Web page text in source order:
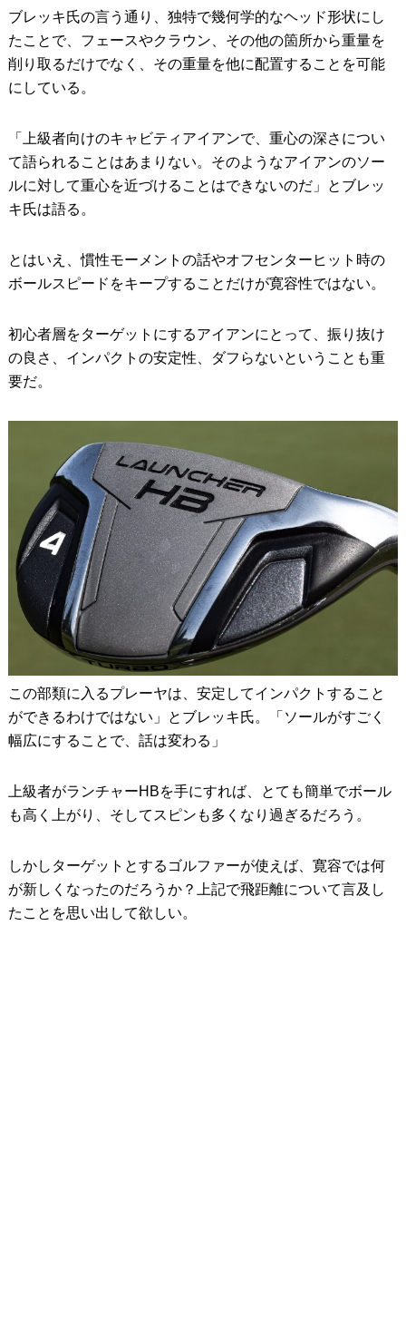
ブレッキ氏の言う通り、独特で幾何学的なヘッド形状にし
たことで、フェースやクラウン、その他の箇所から重量を
削り取るだけでなく、その重量を他に配置することを可能
にしている。
「上級者向けのキャビティアイアンで、重心の深さについ
て語られることはあまりない。そのようなアイアンのソー
ルに対して重心を近づけることはできないのだ」とブレッ
キ氏は語る。
とはいえ、慣性モーメントの話やオフセンターヒット時の
ボールスピードをキープすることだけが寛容性ではない。
初心者層をターゲットにするアイアンにとって、振り抜け
の良さ、インパクトの安定性、ダフらないということも重
要だ。
この部類に入るプレーヤは、安定してインパクトすること
ができるわけではない」とブレッキ氏。「ソールがすごく
幅広にすることで、話は変わる」
上級者がランチャーHBを手にすれば、とても簡単でボール
も高く上がり、そしてスピンも多くなり過ぎるだろう。
しかしターゲットとするゴルファーが使えば、寛容では何
が新しくなったのだろうか？上記で飛距離について言及し
たことを思い出して欲しい。